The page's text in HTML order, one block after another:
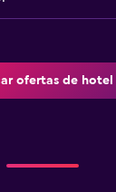
ofertas de hotel